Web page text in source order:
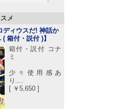
メ
ディウスだ! 神話か
( 箱付・説付 )】
箱付・説付 コナ
ミ
少々使用感あ
り....
[ ￥5,650 ]